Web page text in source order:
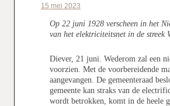
15 mei 2023
Op 22 juni 1928 verscheen in het
van het elektriciteitsnet in de streek
Diever, 21 juni. Wederom zal een
voorzien. Met de voorbereidende
aangevangen. De gemeenteraad
gemeente kan straks van de
wordt betrokken, komt in de heele